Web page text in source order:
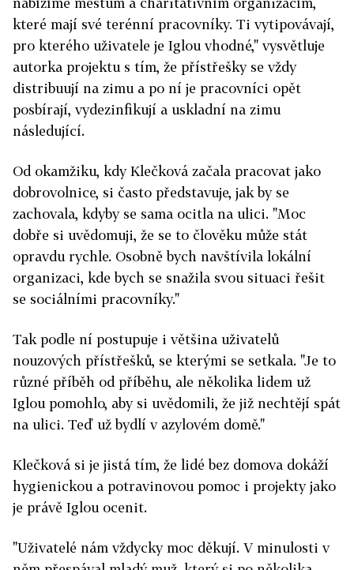
které mají své terénní pracovníky. Ti vytipovávají,
pro kterého uživatele je Iglou vhodné," vysvětluje
autorka projektu s tím, že přístřešky se vždy
distribuují na zimu a po ní je pracovníci opět
posbírají, vydezinfikují a uskladní na zimu
následující.
Od okamžiku, kdy Klečková začala pracovat jako
dobrovolnice, si často představuje, jak by se
zachovala, kdyby se sama ocitla na ulici. "Moc
dobře si uvědomuji, že se to člověku může stát
opravdu rychle. Osobně bych navštívila lokální
organizaci, kde bych se snažila svou situaci řešit
se sociálními pracovníky."
Tak podle ní postupuje i většina uživatelů
nouzových přístřešků, se kterými se setkala. "Je to
různé příběh od příběhu, ale několika lidem už
Iglou pomohlo, aby si uvědomili, že již nechtějí spát
na ulici. Teď už bydlí v azylovém domě."
Klečková si je jistá tím, že lidé bez domova dokáží
hygienickou a potravinovou pomoc i projekty jako
je právě Iglou ocenit.
"Uživatelé nám vždycky moc děkují. V minulosti v